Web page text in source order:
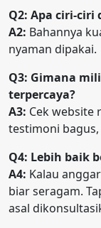
Q2: Apa ciri-ciri
A2: Bahannya
nyaman dipakai.
Q3: Gimana
terpercaya?
A3: Cek website
testimoni
Q4: Lebih baik
A4: Kalau
biar seragam.
asal